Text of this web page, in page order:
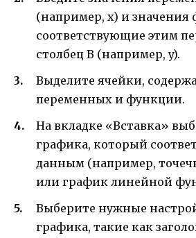
(например, x) и значения
соответствующие этим
столбец B (например, y).
Выделите ячейки,
переменных и функции.
На вкладке «Вставка»
графика, который
данным (например,
или график линейной
Выберите нужные
графика, такие как